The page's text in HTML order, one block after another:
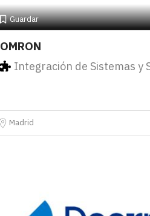
Guardar
OMRON
Integración de Sistemas y
Madrid